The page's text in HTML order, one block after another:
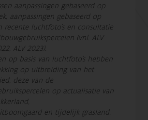
aanpassingen gebaseerd op
aanpassingen gebaseerd op
recente luchtfoto’s en consultatie
(vnl. ALV
ALV 2023).
op basis van luchtfoto’s hebben
op uitbreiding van het
deze van de
op actualisatie van
en tijdelijk grasland.